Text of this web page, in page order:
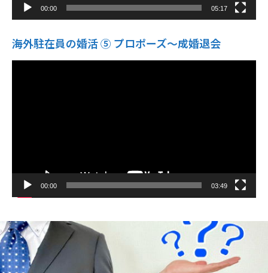
00:00 05:17
海外駐在員の婚活 ⑤ プロポーズ〜成婚退会
動
00:00 03:49